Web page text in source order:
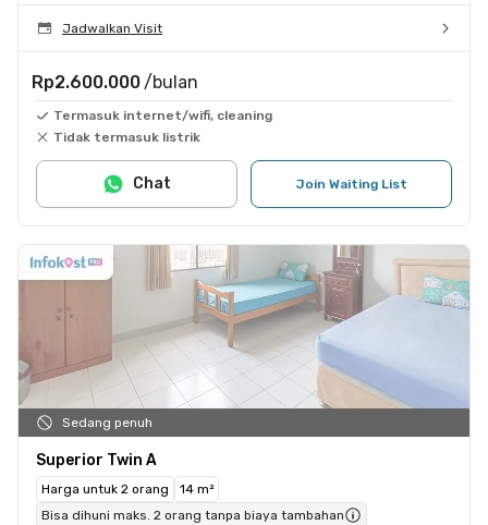
Jadwalkan Visit
Rp2.600.000 /bulan
Termasuk internet/wifi, cleaning
Tidak termasuk listrik
Join Waiting List
Chat
Sedang penuh
Superior Twin A
Harga untuk 2 orang
14 m²
Bisa dihuni maks. 2 orang tanpa biaya tambahan